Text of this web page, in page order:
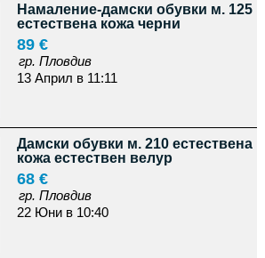
Намаление-дамски обувки м. 125
естествена кожа черни
89 €
гр. Пловдив
13 Април в 11:11
Дамски обувки м. 210 естествена
кожа естествен велур
68 €
гр. Пловдив
22 Юни в 10:40